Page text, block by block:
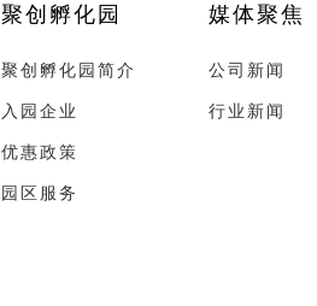
聚创孵化园
聚创孵化园简介
入园企业
优惠政策
园区服务
媒体聚焦
公司新闻
行业新闻